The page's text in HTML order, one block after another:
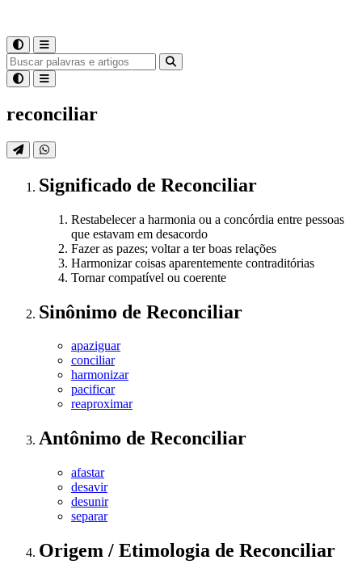
reconciliar
Significado de Reconciliar
Restabelecer a harmonia ou a concórdia entre pessoas
que estavam em desacordo
Fazer as pazes; voltar a ter boas relações
Harmonizar coisas aparentemente contraditórias
Tornar compatível ou coerente
Sinônimo de Reconciliar
apaziguar
conciliar
harmonizar
pacificar
reaproximar
Antônimo de Reconciliar
afastar
desavir
desunir
separar
Origem / Etimologia de Reconciliar